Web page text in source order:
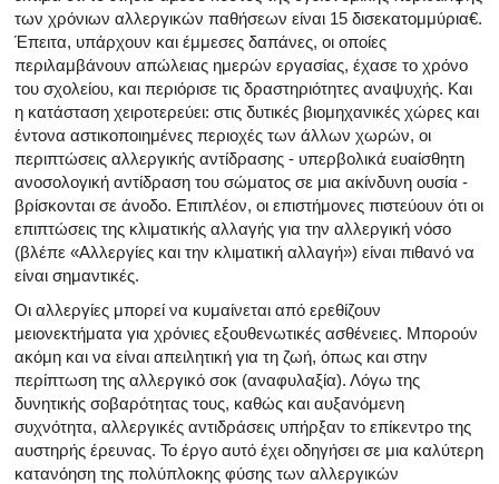
των χρόνιων αλλεργικών παθήσεων είναι 15 δισεκατομμύρια€.
Έπειτα, υπάρχουν και έμμεσες δαπάνες, οι οποίες
περιλαμβάνουν απώλειας ημερών εργασίας, έχασε το χρόνο
του σχολείου, και περιόρισε τις δραστηριότητες αναψυχής. Και
η κατάσταση χειροτερεύει: στις δυτικές βιομηχανικές χώρες και
έντονα αστικοποιημένες περιοχές των άλλων χωρών, οι
περιπτώσεις αλλεργικής αντίδρασης - υπερβολικά ευαίσθητη
ανοσολογική αντίδραση του σώματος σε μια ακίνδυνη ουσία -
βρίσκονται σε άνοδο. Επιπλέον, οι επιστήμονες πιστεύουν ότι οι
επιπτώσεις της κλιματικής αλλαγής για την αλλεργική νόσο
(βλέπε «Αλλεργίες και την κλιματική αλλαγή») είναι πιθανό να
είναι σημαντικές.
Οι αλλεργίες μπορεί να κυμαίνεται από ερεθίζουν
μειονεκτήματα για χρόνιες εξουθενωτικές ασθένειες. Μπορούν
ακόμη και να είναι απειλητική για τη ζωή, όπως και στην
περίπτωση της αλλεργικό σοκ (αναφυλαξία). Λόγω της
δυνητικής σοβαρότητας τους, καθώς και αυξανόμενη
συχνότητα, αλλεργικές αντιδράσεις υπήρξαν το επίκεντρο της
αυστηρής έρευνας. Το έργο αυτό έχει οδηγήσει σε μια καλύτερη
κατανόηση της πολύπλοκης φύσης των αλλεργικών